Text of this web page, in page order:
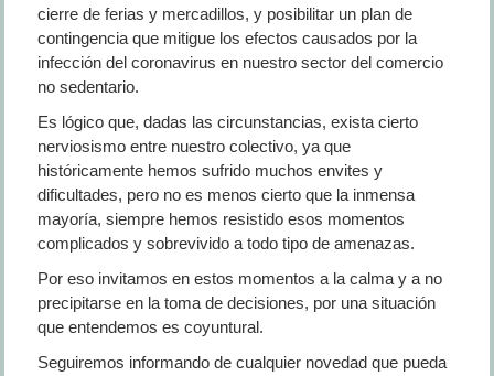
cierre de ferias y mercadillos, y posibilitar un plan de
contingencia que mitigue los efectos causados por la
infección del coronavirus en nuestro sector del comercio
no sedentario.
Es lógico que, dadas las circunstancias, exista cierto
nerviosismo entre nuestro colectivo, ya que
históricamente hemos sufrido muchos envites y
dificultades, pero no es menos cierto que la inmensa
mayoría, siempre hemos resistido esos momentos
complicados y sobrevivido a todo tipo de amenazas.
Por eso invitamos en estos momentos a la calma y a no
precipitarse en la toma de decisiones, por una situación
que entendemos es coyuntural.
Seguiremos informando de cualquier novedad que pueda